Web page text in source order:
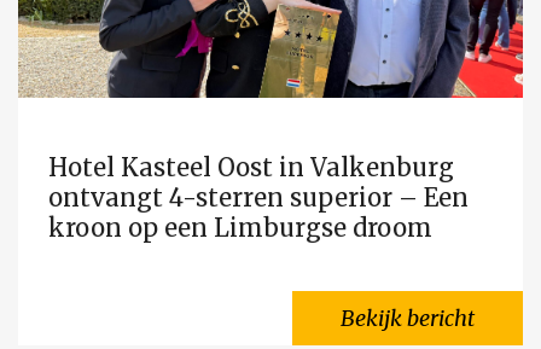
Hotel Kasteel Oost in Valkenburg
ontvangt 4-sterren superior – Een
kroon op een Limburgse droom
Bekijk bericht